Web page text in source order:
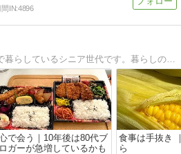
間IN:4896
小さな平屋に夫と二人で暮らしているシニア世代です。暮らしの中で感じたこと、家庭菜園のことなど綴っています。
で会う｜10年後は80代ブ
ロガーが急増しているかも
食事は手抜き
ら